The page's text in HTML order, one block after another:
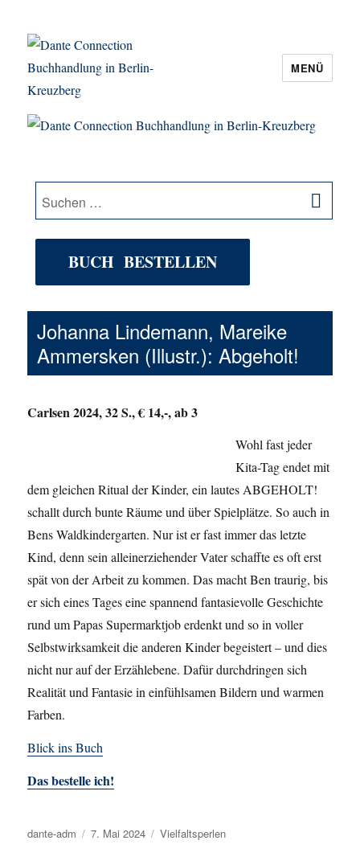
Dante Connection Buchhandlung in
MENÜ
Suche
nach:
BUCH BESTELLEN
Johanna Lindemann, Mareike
Ammersken (Illustr.): Abgeholt!
Carlsen 2024, 32 S., € 14,-, ab 3
Wohl fast jeder
Kita-Tag endet mit
dem gleichen Ritual der Kinder, ein lautes ABGEHOLT!
schallt durch bunte Räume und über Spielplätze. So auch in
Bens Waldkindergarten. Nur ist er fast immer das letzte
Kind, denn sein alleinerziehender Vater schaffte es oft erst
spät von der Arbeit zu kommen. Das macht Ben traurig, bis
er sich eines Tages eine spannend fantasievolle Geschichte
rund um Papas Supermarktjob erdenkt und so in voller
Selbstwirksamkeit die anderen Kinder begeistert – und dies
nicht nur auf der Erzählebene. Dafür durchdringen sich
Realität und Fantasie in einfühlsamen Bildern und warmen
Farben.
Blick ins Buch
Das bestelle ich!
Autor
dante-adm
Veröffentlicht
7. Mai 2024 Kategorien
Vielfaltsperlen